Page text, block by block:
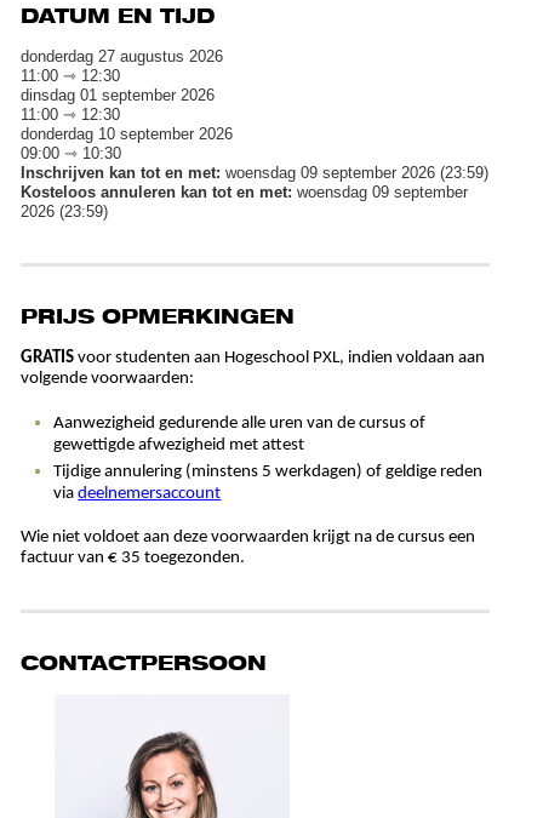
DATUM EN TIJD
donderdag 27 augustus 2026
11:00 ⇾ 12:30
dinsdag 01 september 2026
11:00 ⇾ 12:30
donderdag 10 september 2026
09:00 ⇾ 10:30
Inschrijven kan tot en met: woensdag 09 september 2026 (23:59)
Kosteloos annuleren kan tot en met: woensdag 09 september
2026 (23:59)
PRIJS OPMERKINGEN
GRATIS voor studenten aan Hogeschool PXL, indien voldaan aan
volgende voorwaarden:
Aanwezigheid gedurende alle uren van de cursus of
gewettigde afwezigheid met attest
Tijdige annulering (minstens 5 werkdagen) of geldige reden
viadeelnemersaccount
Wie niet voldoet aan deze voorwaarden krijgt na de cursus een
factuur van € 35 toegezonden.
CONTACTPERSOON